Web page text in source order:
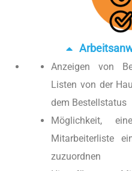
Anzeigen von
Listen von der
dem Bestellstatus
Möglichkeit,
Mitarbeiterliste
zuzuordnen